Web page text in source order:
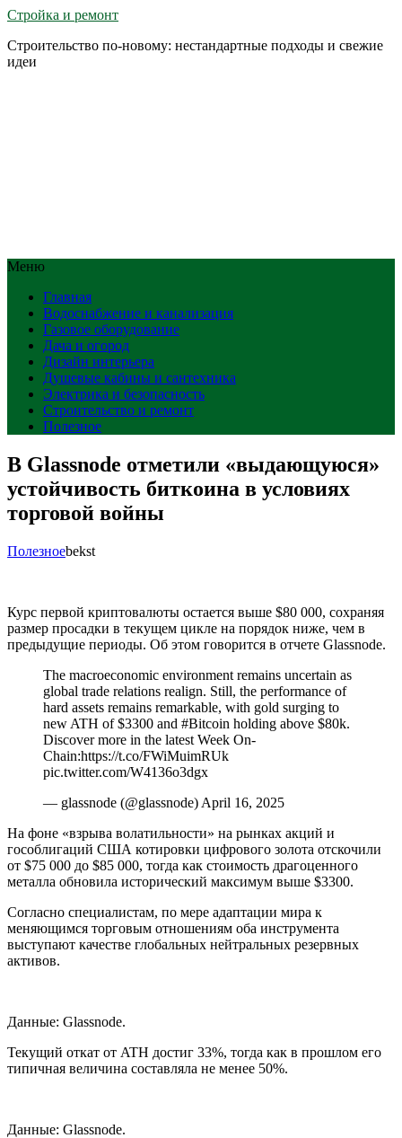
Стройка и ремонт
Строительство по-новому: нестандартные подходы и свежие
идеи
Меню
Главная
Водоснабжение и канализация
Газовое оборудование
Дача и огород
Дизайн интерьера
Душевые кабины и сантехника
Электрика и безопасность
Строительство и ремонт
Полезное
В Glassnode отметили «выдающуюся»
устойчивость биткоина в условиях
торговой войны
Полезноеbekst
Курс первой криптовалюты остается выше $80 000, сохраняя
размер просадки в текущем цикле на порядок ниже, чем в
предыдущие периоды. Об этом говорится в отчете Glassnode.
The macroeconomic environment remains uncertain as
global trade relations realign. Still, the performance of
hard assets remains remarkable, with gold surging to
new ATH of $3300 and #Bitcoin holding above $80k.
Discover more in the latest Week On-
Chain:https://t.co/FWiMuimRUk
pic.twitter.com/W4136o3dgx
— glassnode (@glassnode) April 16, 2025
На фоне «взрыва волатильности» на рынках акций и
гособлигаций США котировки цифрового золота отскочили
от $75 000 до $85 000, тогда как стоимость драгоценного
металла обновила исторический максимум выше $3300.
Согласно специалистам, по мере адаптации мира к
меняющимся торговым отношениям оба инструмента
выступают качестве глобальных нейтральных резервных
активов.
Данные: Glassnode.
Текущий откат от ATH достиг 33%, тогда как в прошлом его
типичная величина составляла не менее 50%.
Данные: Glassnode.